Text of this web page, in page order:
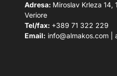
Adresa: Miroslav Krleza 14,
Veriore
Tel/fax: +389 71 322 229
Email: info@almakos.com